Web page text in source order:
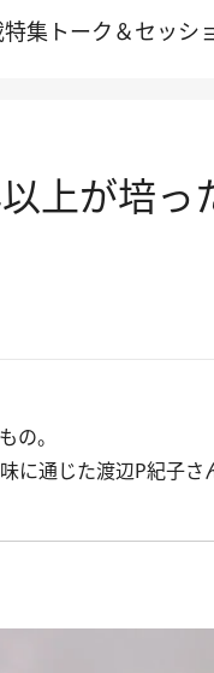
特集 トーク＆セッシ
上が培っ
の。
に通じた渡辺P紀子さ